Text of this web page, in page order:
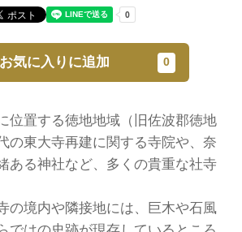
位置する徳地地域（旧佐波郡徳地
の東大寺再建に関する寺院や、奈
ある神社など、多くの貴重な社寺
の境内や隣接地には、巨木や石風
お気に入りに追加